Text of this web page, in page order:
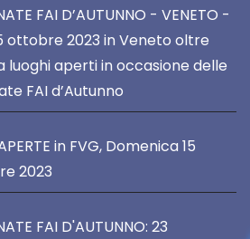
FAI D’AUTUNNO - VENETO -
ottobre 2023 in Veneto oltre
luoghi aperti in occasione delle
FAI d’Autunno
in FVG, Domenica 15
2023
FAI D'AUTUNNO: 23